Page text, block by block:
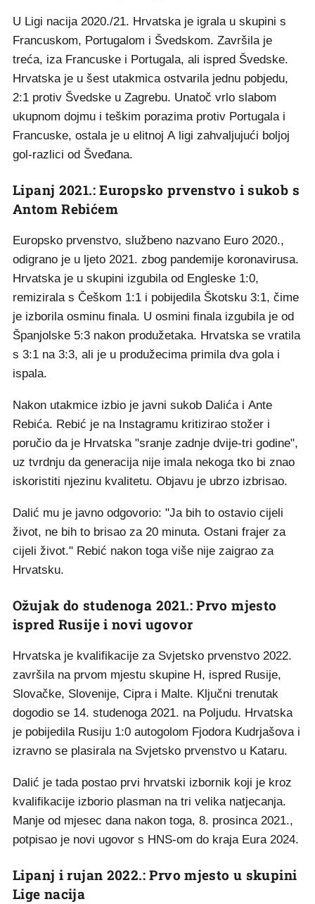
U Ligi nacija 2020./21. Hrvatska je igrala u skupini s
Francuskom, Portugalom i Švedskom. Završila je
treća, iza Francuske i Portugala, ali ispred Švedske.
Hrvatska je u šest utakmica ostvarila jednu pobjedu,
2:1 protiv Švedske u Zagrebu. Unatoč vrlo slabom
ukupnom dojmu i teškim porazima protiv Portugala i
Francuske, ostala je u elitnoj A ligi zahvaljujući boljoj
gol-razlici od Šveđana.
Lipanj 2021.: Europsko prvenstvo i sukob s
Antom Rebićem
Europsko prvenstvo, službeno nazvano Euro 2020.,
odigrano je u ljeto 2021. zbog pandemije koronavirusa.
Hrvatska je u skupini izgubila od Engleske 1:0,
remizirala s Češkom 1:1 i pobijedila Škotsku 3:1, čime
je izborila osminu finala. U osmini finala izgubila je od
Španjolske 5:3 nakon produžetaka. Hrvatska se vratila
s 3:1 na 3:3, ali je u produžecima primila dva gola i
ispala.
Nakon utakmice izbio je javni sukob Dalića i Ante
Rebića. Rebić je na Instagramu kritizirao stožer i
poručio da je Hrvatska "sranje zadnje dvije-tri godine",
uz tvrdnju da generacija nije imala nekoga tko bi znao
iskoristiti njezinu kvalitetu. Objavu je ubrzo izbrisao.
Dalić mu je javno odgovorio: "Ja bih to ostavio cijeli
život, ne bih to brisao za 20 minuta. Ostani frajer za
cijeli život." Rebić nakon toga više nije zaigrao za
Hrvatsku.
Ožujak do studenoga 2021.: Prvo mjesto
ispred Rusije i novi ugovor
Hrvatska je kvalifikacije za Svjetsko prvenstvo 2022.
završila na prvom mjestu skupine H, ispred Rusije,
Slovačke, Slovenije, Cipra i Malte. Ključni trenutak
dogodio se 14. studenoga 2021. na Poljudu. Hrvatska
je pobijedila Rusiju 1:0 autogolom Fjodora Kudrjašova i
izravno se plasirala na Svjetsko prvenstvo u Kataru.
Dalić je tada postao prvi hrvatski izbornik koji je kroz
kvalifikacije izborio plasman na tri velika natjecanja.
Manje od mjesec dana nakon toga, 8. prosinca 2021.,
potpisao je novi ugovor s HNS-om do kraja Eura 2024.
Lipanj i rujan 2022.: Prvo mjesto u skupini
Lige nacija